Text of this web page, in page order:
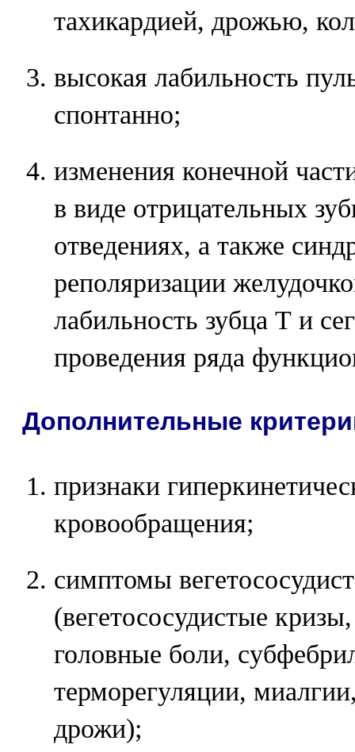
тахикардией, дрожью,
высокая лабильность
спонтанно;
изменения конечной
в виде отрицательных
отведениях, а также
реполяризации
лабильность зубца Т и
проведения ряда
Дополнительные
признаки
кровообращения;
симптомы
(вегетососудистые
головные боли,
терморегуляции,
дрожи);